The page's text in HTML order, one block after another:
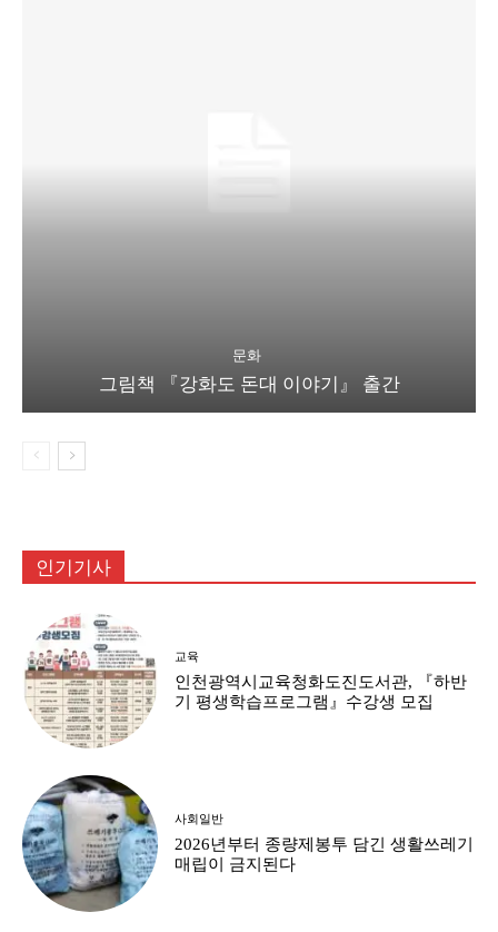
문화
그림책 『강화도 돈대 이야기』 출간
인기기사
교육
인천광역시교육청화도진도서관, 『하반
기 평생학습프로그램』수강생 모집
사회일반
2026년부터 종량제봉투 담긴 생활쓰레기
매립이 금지된다